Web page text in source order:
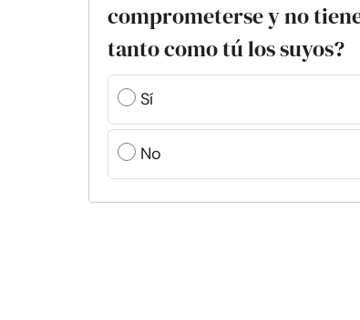
comprometerse y no
tanto como tú los suyos?
Sí
No